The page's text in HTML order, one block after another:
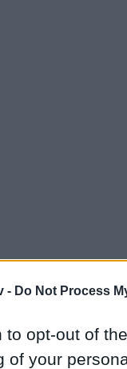
- Do Not Process
to opt-out of
of your